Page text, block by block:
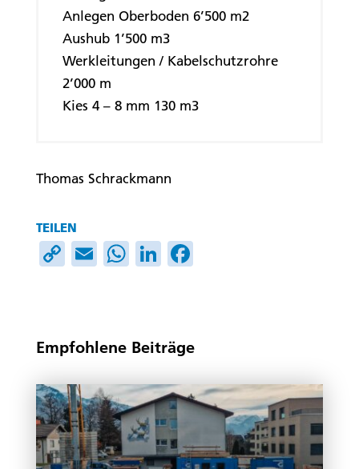
Anlegen Oberboden 6’500 m2
Aushub 1’500 m3
Werkleitungen / Kabelschutzrohre
2’000 m
Kies 4 – 8 mm 130 m3
Thomas Schrackmann
TEILEN
C
Li
n
k
E
W
A
p
p
Li
dI
n
o
o
k
Empfohlene Beiträge